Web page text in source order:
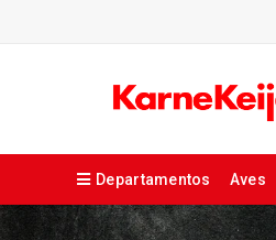
Departamentos Aves